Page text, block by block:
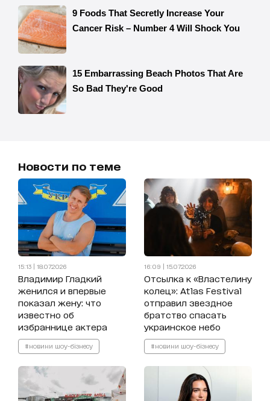
Новости по теме
15:13 | 18.07.2026
Владимир Гладкий
женился и впервые
показал жену: что
известно об
избраннице актера
#новини шоу-бізнесу
16:09 | 15.07.2026
Отсылка к «Властелину
колец»: Atlas Festival
отправил звездное
братство спасать
украинское небо
#новини шоу-бізнесу